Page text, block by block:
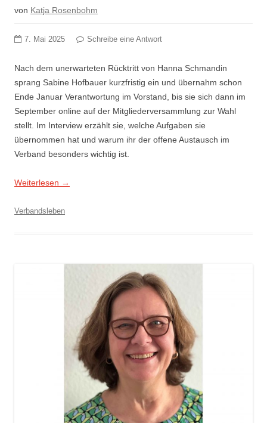
von Katja Rosenbohm
7. Mai 2025 Schreibe eine Antwort
Nach dem unerwarteten Rücktritt von Hanna Schmandin
sprang Sabine Hofbauer kurzfristig ein und übernahm schon
Ende Januar Verantwortung im Vorstand, bis sie sich dann im
September online auf der Mitgliederversammlung zur Wahl
stellt. Im Interview erzählt sie, welche Aufgaben sie
übernommen hat und warum ihr der offene Austausch im
Verband besonders wichtig ist.
Weiterlesen →
Verbandsleben